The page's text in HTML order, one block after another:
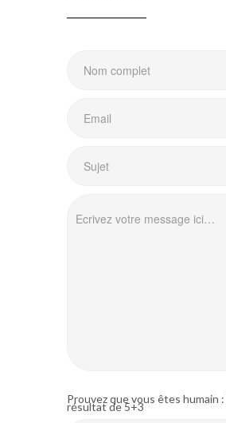
Prouvez que vous êtes humain
résultat de 5+3